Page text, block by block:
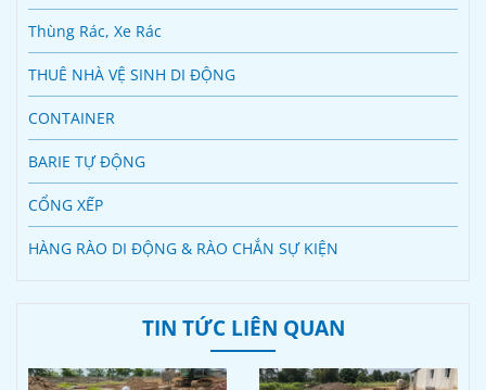
Thùng Rác, Xe Rác
THUÊ NHÀ VỆ SINH DI ĐỘNG
CONTAINER
BARIE TỰ ĐỘNG
CỔNG XẾP
HÀNG RÀO DI ĐỘNG & RÀO CHẮN SỰ KIỆN
TIN TỨC LIÊN QUAN